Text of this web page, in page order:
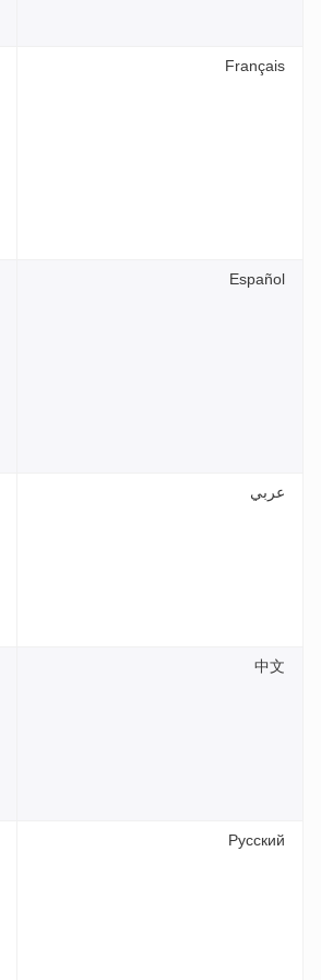
Français
Español
عربي
中文
Русский